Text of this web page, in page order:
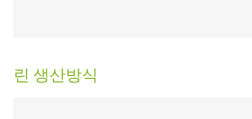
린 생산방식